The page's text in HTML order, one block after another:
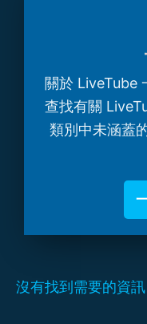
關於 LiveTube
查找有關
類別中未涵蓋
沒有找到需要的資訊